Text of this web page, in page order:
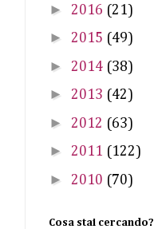
► 2016 (21)
► 2015 (49)
► 2014 (38)
► 2013 (42)
► 2012 (63)
► 2011 (122)
► 2010 (70)
Cosa stai cercando?